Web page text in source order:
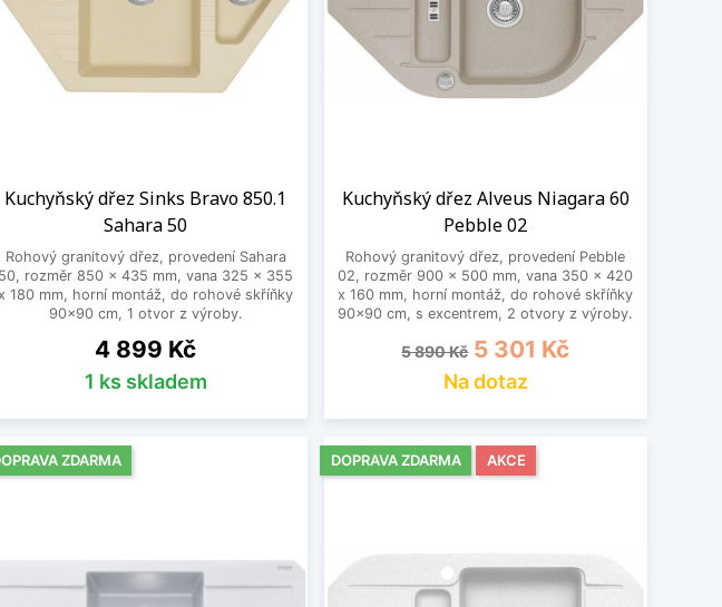
Kuchyňský dřez Sinks Bravo 850.1
Sahara 50
Rohový granitový dřez, provedení Sahara
50, rozměr 850 x 435 mm, vana 325 x 355
180 mm, horní montáž, do rohové skříňky
90x90 cm, 1 otvor z výroby.
Cena
4 899 Kč
1 ks skladem
Kuchyňský dřez Alveus Niagara 60
Pebble 02
Rohový granitový dřez, provedení Pebble
02, rozměr 900 x 500 mm, vana 350 x 420
x 160 mm, horní montáž, do rohové skříňky
90x90 cm, s excentrem, 2 otvory z výroby.
Běžná cena
5 890 Kč Cena
5 301 Kč
Na dotaz
ZDARMA DOPRAVA ZDARMA AKCE